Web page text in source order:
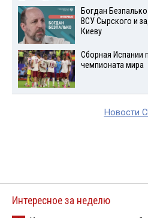
Богдан
ВСУ Сырского и
Киеву
Сборная Испании
чемпионата мира
Новости
Интересное за неделю